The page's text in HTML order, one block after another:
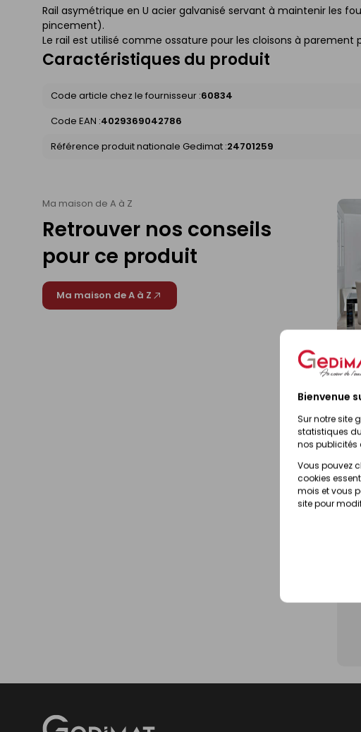
Bienvenue
Sur notre site
statistiques
nos publicités
Vous pouvez
cookies
mois et vous
site pour
Rail asymétrique en U acier galvanisé servant à maintenir les
pincement).
Le rail est utilisé comme ossature pour les cloisons à parement
Caractéristiques du produit
Code article chez le fournisseur :60834
Code EAN :4029369042786
Référence produit nationale Gedimat :24701259
Ma maison de A à Z
Retrouver nos conseils
pour ce produit
Ma maison de A à Z